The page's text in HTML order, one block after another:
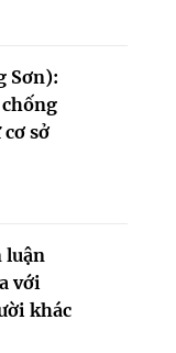
Sơn):
sở
luận
với
khác